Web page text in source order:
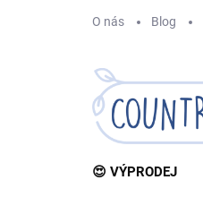
O nás Blog
😍 VÝPRODEJ